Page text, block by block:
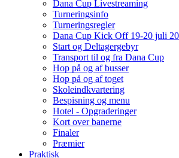
Dana Cup Livestreaming
Turneringsinfo
Turneringsregler
Dana Cup Kick Off 19-20 juli
Start og Deltagergebyr
Transport til og fra Dana Cup
Hop på og af busser
Hop på og af toget
Skoleindkvartering
Bespisning og menu
Hotel - Opgraderinger
Kort over banerne
Finaler
Præmier
Praktisk